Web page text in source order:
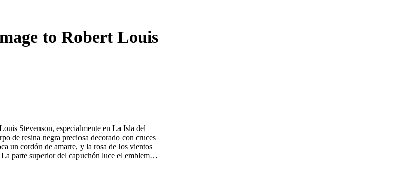
to Robert Louis
Stevenson, especialmente en La Isla del
de resina negra preciosa decorado con cruces
un cordón de amarre, y la rosa de los vientos
parte superior del capuchón luce el emblema